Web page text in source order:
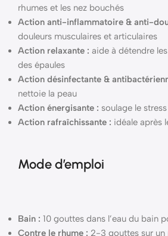
rhumes et les nez bouchés
Action anti-inflammatoire & anti-
douleurs musculaires et articulaires
Action relaxante : aide à détendre
des épaules
Action désinfectante &
nettoie la peau
Action énergisante : soulage le
Action rafraîchissante : idéale après
Mode d’emploi
Bain : 10 gouttes dans l’eau du bain
Contre le rhume : 2-3 gouttes sur